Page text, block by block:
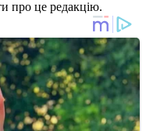
про це редакцію.